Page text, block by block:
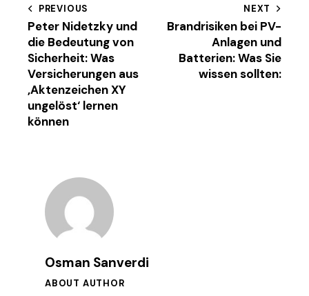
Beitragsnavigation
PREVIOUS
Peter Nidetzky und
die Bedeutung von
Sicherheit: Was
Versicherungen aus
‚Aktenzeichen XY
ungelöst‘ lernen
können
NEXT
Brandrisiken bei PV-
Anlagen und
Batterien: Was Sie
wissen sollten:
Osman Sanverdi
ABOUT AUTHOR